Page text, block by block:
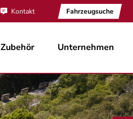
Kontakt Fahrzeugsuche
Zubehör Unternehmen